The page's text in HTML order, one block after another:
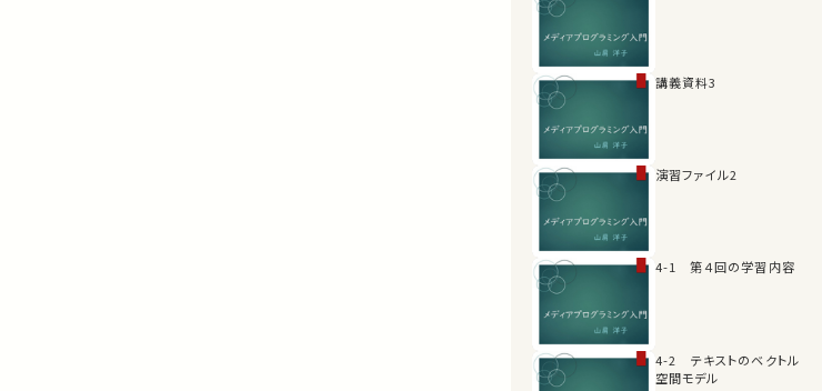
講義資料3
演習ファイル2
4-1 第４回の学習内容
4-2 テキストのベクトル
空間モデル